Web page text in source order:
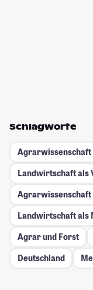
Schlagworte
Agrarwissenschaft
Landwirtschaft als
Agrarwissenschaft
Landwirtschaft als
Agrar und Forst
Deutschland